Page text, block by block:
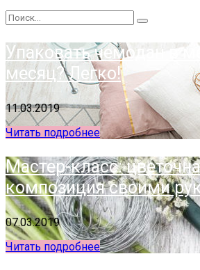
Упаковать чемодан в
месяц? Легко!
11.03.2019
Читать подробнее
Мастер-класс:
композиция своими
07.03.2019
Читать подробнее